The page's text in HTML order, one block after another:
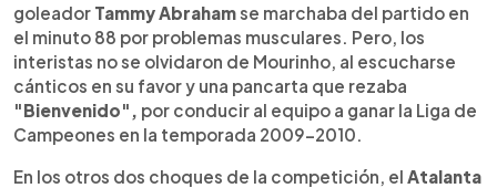
goleador Tammy Abrahamse marchaba del partido en
el minuto 88 por problemas musculares. Pero, los
interistas no se olvidaron de Mourinho, al escucharse
cánticos en su favor y una pancarta que rezaba
"Bienvenido", por conducir al equipo a ganar la Liga de
Campeones en la temporada 2009-2010.
En los otros dos choques de la competición, el Atalanta